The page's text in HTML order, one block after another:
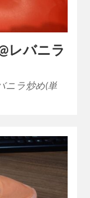
レバニラ
ニラ炒め(単